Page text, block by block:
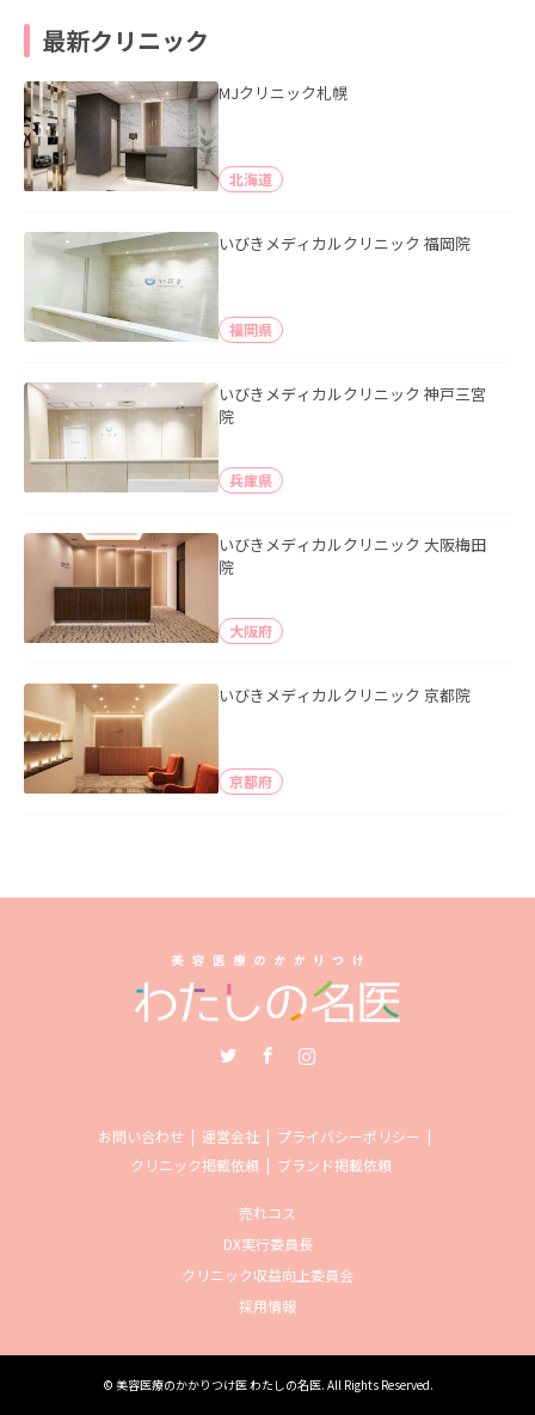
最新クリニック
MJクリニック札幌
北海道
いびきメディカルクリニック 福岡院
福岡県
いびきメディカルクリニック 神戸三宮
院
兵庫県
いびきメディカルクリニック 大阪梅田
院
大阪府
いびきメディカルクリニック 京都院
京都府
お問い合わせ 運営会社
プライバシーポリシー
クリニック掲載依頼
ブランド掲載依頼
売れコス
DX実行委員長
クリニック収益向上委員会
採用情報
© 美容医療のかかりつけ医 わたしの名医. All Rights Reserved.